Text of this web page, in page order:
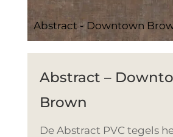
Abstract - Downtown
Abstract –
Brown
De Abstract PVC tegels